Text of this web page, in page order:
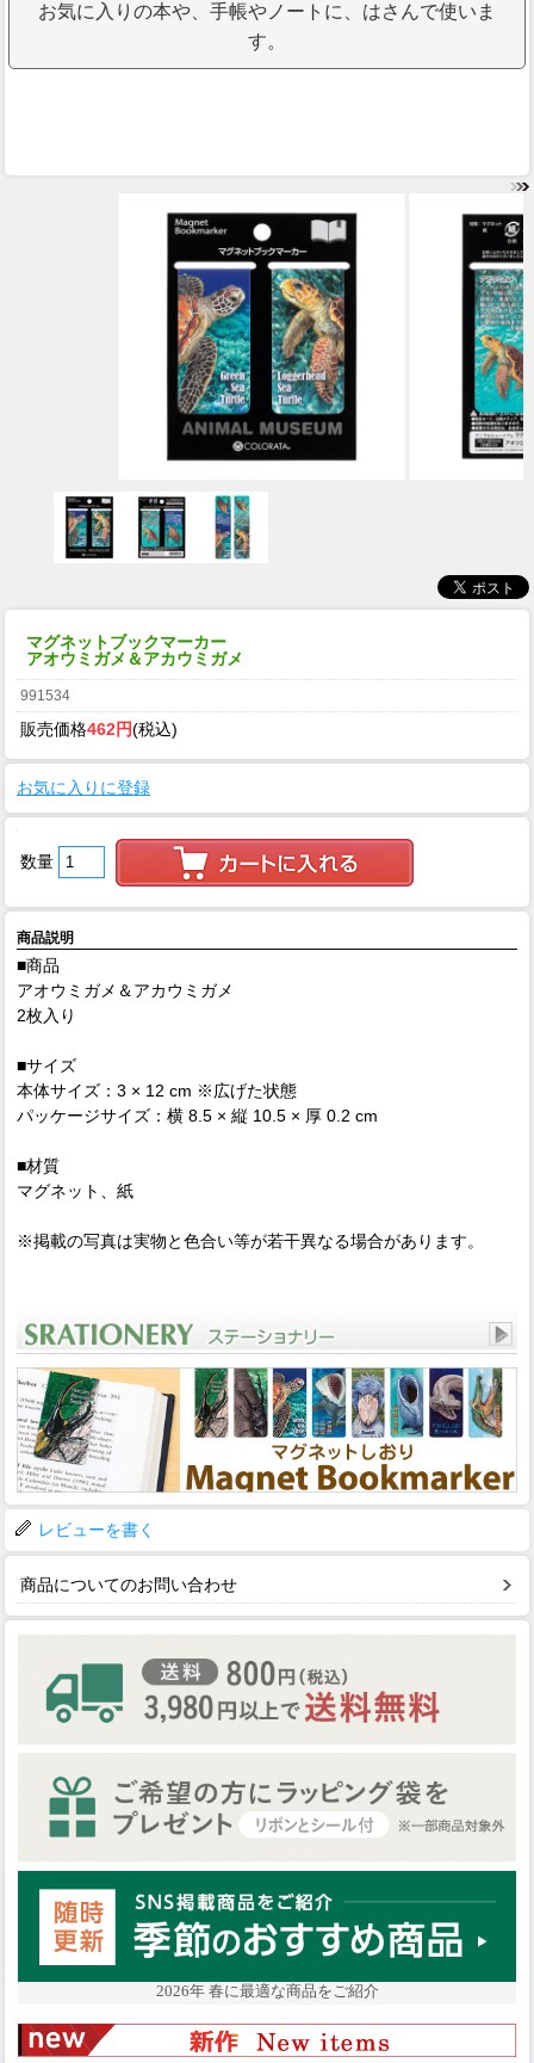
お気に入りの本や、手帳やノートに、はさんで使いま
す。
マグネットブックマーカー
アオウミガメ＆アカウミガメ
991534
販売価格462円(税込)
お気に入りに登録
数量
商品説明
■商品
アオウミガメ＆アカウミガメ
2枚入り
■サイズ
本体サイズ：3 × 12 cm ※広げた状態
パッケージサイズ：横 8.5 × 縦 10.5 × 厚 0.2 cm
■材質
マグネット、紙
※掲載の写真は実物と色合い等が若干異なる場合があります。
レビューを書く
商品についてのお問い合わせ